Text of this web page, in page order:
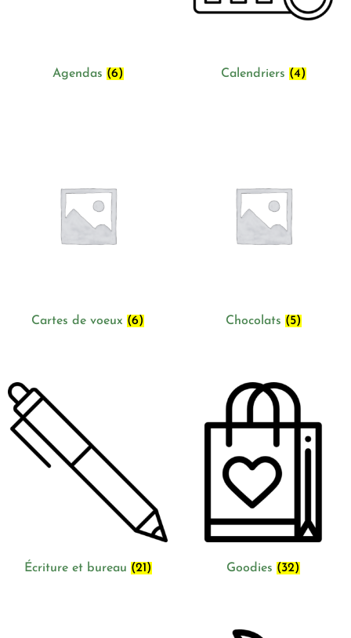
Agendas (6) Calendriers (4)
Cartes de voeux (6) Chocolats (5)
Écriture et bureau (21) Goodies (32)